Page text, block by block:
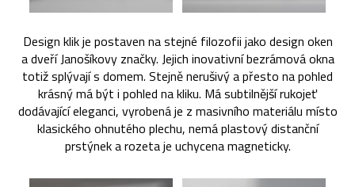
Design klik je postaven na stejné filozofii jako design oken
a dveří Janošíkovy značky. Jejich inovativní bezrámová okna
totiž splývají s domem. Stejně nerušivý a přesto na pohled
krásný má být i pohled na kliku. Má subtilnější rukojeť
dodávající eleganci, vyrobená je z masivního materiálu místo
klasického ohnutého plechu, nemá plastový distanční
prstýnek a rozeta je uchycena magneticky.